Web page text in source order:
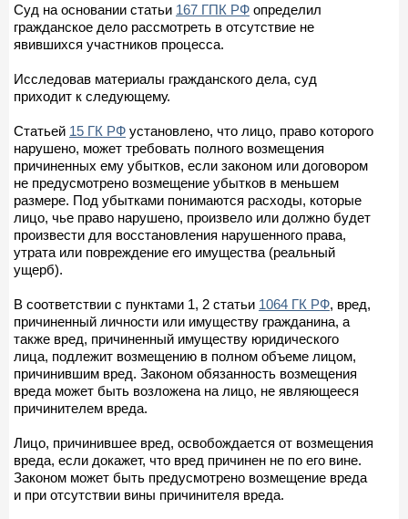
Суд на основании статьи 167 ГПК РФ определил
гражданское дело рассмотреть в отсутствие не
явившихся участников процесса.
Исследовав материалы гражданского дела, суд
приходит к следующему.
Статьей 15 ГК РФ установлено, что лицо, право которого
нарушено, может требовать полного возмещения
причиненных ему убытков, если законом или договором
не предусмотрено возмещение убытков в меньшем
размере. Под убытками понимаются расходы, которые
лицо, чье право нарушено, произвело или должно будет
произвести для восстановления нарушенного права,
утрата или повреждение его имущества (реальный
ущерб).
В соответствии с пунктами 1, 2 статьи 1064 ГК РФ, вред,
причиненный личности или имуществу гражданина, а
также вред, причиненный имуществу юридического
лица, подлежит возмещению в полном объеме лицом,
причинившим вред. Законом обязанность возмещения
вреда может быть возложена на лицо, не являющееся
причинителем вреда.
Лицо, причинившее вред, освобождается от возмещения
вреда, если докажет, что вред причинен не по его вине.
Законом может быть предусмотрено возмещение вреда
и при отсутствии вины причинителя вреда.